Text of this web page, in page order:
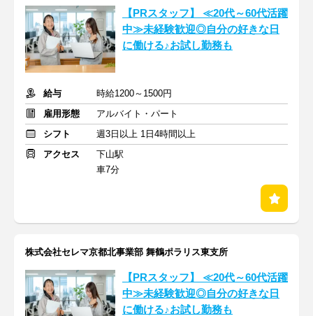
【PRスタッフ】 ≪20代～60代活躍
中≫未経験歓迎◎自分の好きな日
に働ける♪お試し勤務も
給与
時給1200～1500円
雇用形態
アルバイト・パート
シフト
週3日以上 1日4時間以上
アクセス
下山駅
車7分
株式会社セレマ京都北事業部 舞鶴ポラリス東支所
【PRスタッフ】 ≪20代～60代活躍
中≫未経験歓迎◎自分の好きな日
に働ける♪お試し勤務も